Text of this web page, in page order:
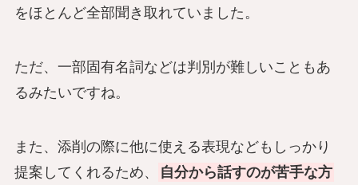
をほとんど全部聞き取れていました。
ただ、一部固有名詞などは判別が難しいこともあ
るみたいですね。
また、添削の際に他に使える表現などもしっかり
提案してくれるため、
自分から話すのが苦手な方